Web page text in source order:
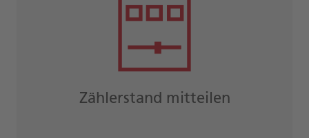
Zählerstand mitteilen